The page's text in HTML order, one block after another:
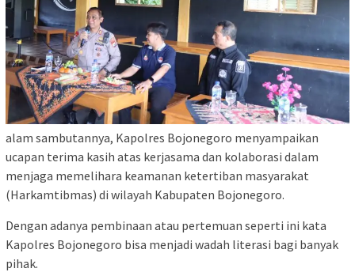
alam sambutannya, Kapolres Bojonegoro menyampaikan
ucapan terima kasih atas kerjasama dan kolaborasi dalam
menjaga memelihara keamanan ketertiban masyarakat
(Harkamtibmas) di wilayah Kabupaten Bojonegoro.
Dengan adanya pembinaan atau pertemuan seperti ini kata
Kapolres Bojonegoro bisa menjadi wadah literasi bagi banyak
pihak.